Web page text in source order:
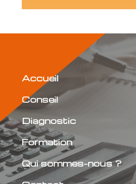
Accueil
Conseil
Diagnostic
Formation
Qui sommes-nous ?